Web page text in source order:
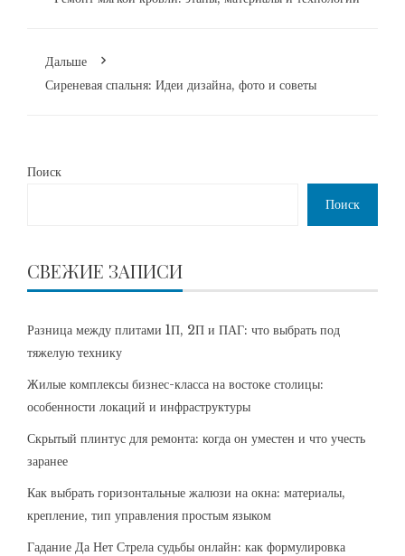
Дальше
Сиреневая спальня: Идеи дизайна, фото и советы
Поиск
Поиск
СВЕЖИЕ ЗАПИСИ
Разница между плитами 1П, 2П и ПАГ: что выбрать под
тяжелую технику
Жилые комплексы бизнес-класса на востоке столицы:
особенности локаций и инфраструктуры
Скрытый плинтус для ремонта: когда он уместен и что учесть
заранее
Как выбрать горизонтальные жалюзи на окна: материалы,
крепление, тип управления простым языком
Гадание Да Нет Стрела судьбы онлайн: как формулировка